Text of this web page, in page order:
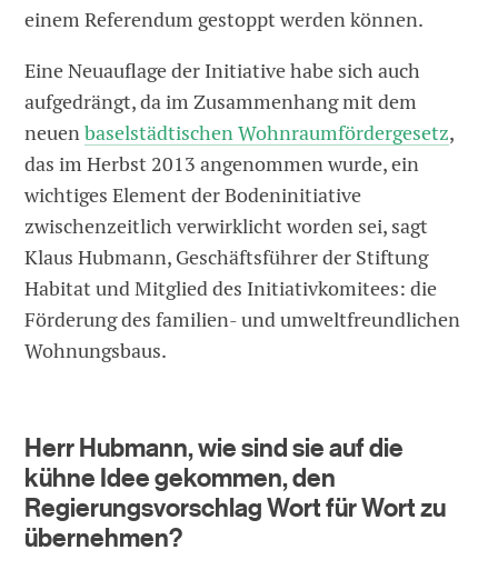
einem Referendum gestoppt werden können.
Eine Neuauflage der Initiative habe sich auch
aufgedrängt, da im Zusammenhang mit dem
neuenbaselstädtischen Wohnraumfördergesetz,
das im Herbst 2013 angenommen wurde, ein
wichtiges Element der Bodeninitiative
zwischenzeitlich verwirklicht worden sei, sagt
Klaus Hubmann, Geschäftsführer der Stiftung
Habitat und Mitglied des Initiativkomitees: die
Förderung des familien- und umweltfreundlichen
Wohnungsbaus.
Herr Hubmann, wie sind sie auf die
kühne Idee gekommen, den
Regierungsvorschlag Wort für Wort zu
übernehmen?